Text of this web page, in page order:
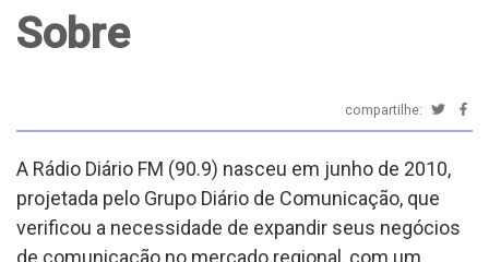
Sobre
compartilhe:
A Rádio Diário FM (90.9) nasceu em junho de 2010,
projetada pelo Grupo Diário de Comunicação, que
verificou a necessidade de expandir seus negócios